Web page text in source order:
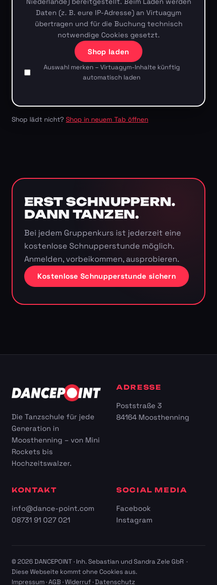
Daten (z. B. eure IP-Adresse) an Virtuagym
übertragen und für die Buchung technisch
notwendige Cookies gesetzt.
Shop laden
Auswahl merken – Virtuagym-Inhalte künftig
automatisch laden
Shop lädt nicht? Shop in neuem Tab öffnen
ERST SCHNUPPERN.
DANN TANZEN.
Bei jedem Gruppenkurs ist jederzeit eine
kostenlose Schnupperstunde möglich.
Anmelden, vorbeikommen, ausprobieren.
Kostenlose Schnupperstunde sichern
Die Tanzschule für jede
Generation in
Moosthenning – von Mini
Rockets bis
Hochzeitswalzer.
ADRESSE
Poststraße 3
84164 Moosthenning
KONTAKT
info@dance-point.com
08731 91 027 021
SOCIAL MEDIA
Facebook
Instagram
© 2026 DANCEPOINT · Inh. Sebastian und Sandra Zele GbR ·
Diese Webseite kommt ohne Cookies aus.
Impressum·AGB ·Widerruf·Datenschutz